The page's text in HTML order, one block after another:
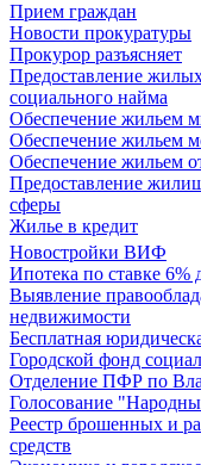
Прием граждан
Новости прокуратуры
Прокурор разъясняет
Предоставление
социального найма
Обеспечение жильем
Обеспечение жильем
Обеспечение жильем
Предоставление
сферы
Жилье в кредит
Новостройки ВИФ
Ипотека по ставке
Выявление
недвижимости
Бесплатная
Городской фонд
Отделение ПФР по
Голосование
Реестр брошенных и
средств